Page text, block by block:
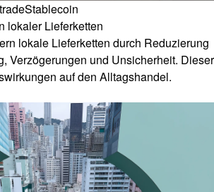
Stablecoin
lokaler Lieferketten
lokale Lieferketten durch Reduzierung
Verzögerungen und Unsicherheit. Dieser
auf den Alltagshandel.